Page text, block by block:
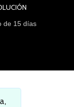
de 15 días